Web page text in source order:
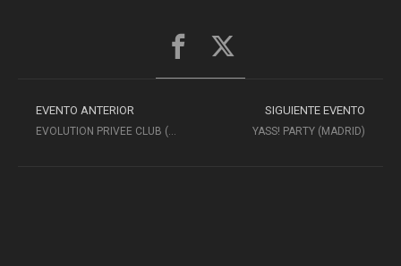
EVENTO ANTERIOR
EVOLUTION PRIVEE CLUB (MADRID)(MATINAL)
SIGUIENTE EVENTO
YASS! PARTY (MADRID)